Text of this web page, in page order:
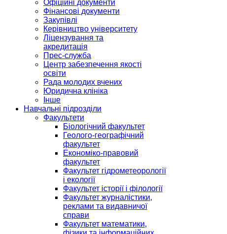
Офіційні документи
Фінансові документи
Закупівлі
Керівництво університету
Ліцензування та
акредитація
Прес-служба
Центр забезпечення якості
освіти
Рада молодих вчених
Юридична клініка
Інше
Навчальні підрозділи
Факультети
Біологічний факультет
Геолого-географічний
факультет
Економіко-правовий
факультет
Факультет гідрометеорології
і екології
Факультет історії і філології
Факультет журналістики,
реклами та видавничої
справи
Факультет математики,